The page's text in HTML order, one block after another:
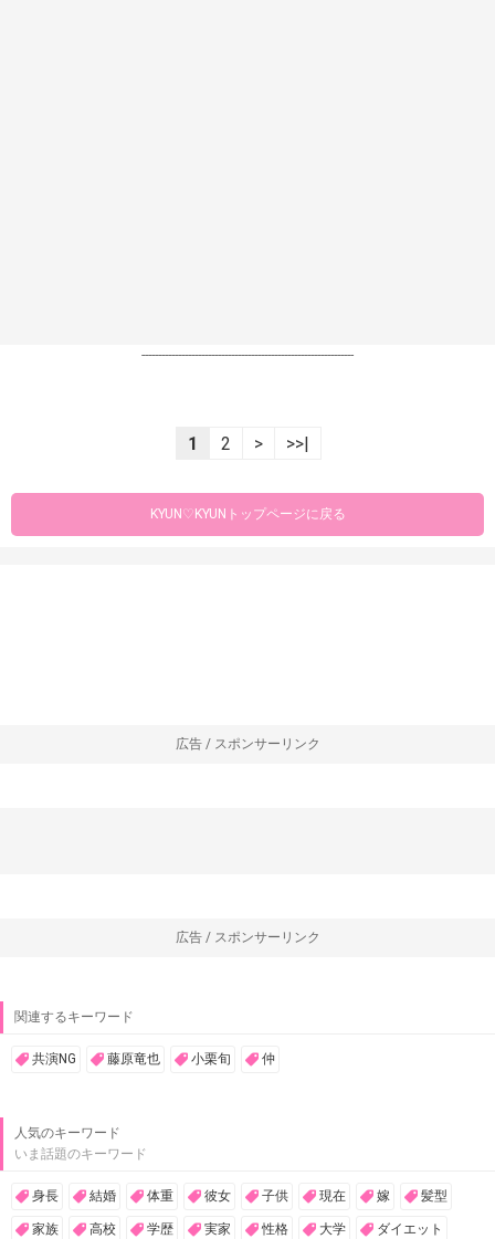
----------------------------------------------------------------
1 2 > >>|
KYUN♡KYUNトップページに戻る
広告 / スポンサーリンク
広告 / スポンサーリンク
関連するキーワード
共演NG 藤原竜也 小栗旬 仲
人気のキーワード
いま話題のキーワード
身長 結婚 体重 彼女 子供 現在 嫁 髪型
家族 高校 学歴 実家 性格 大学 ダイエット